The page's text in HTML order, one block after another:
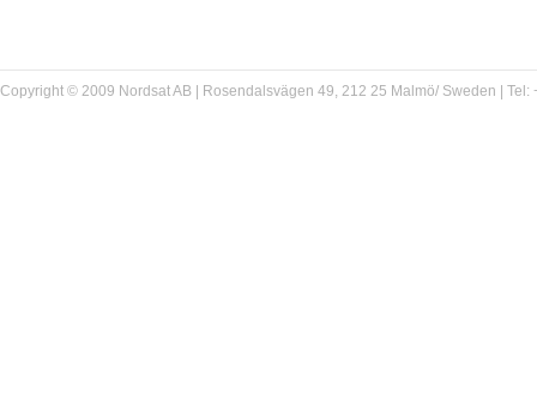
Copyright © 2009 Nordsat AB | Rosendalsvägen 49, 212 25 Malmö/ Sweden |